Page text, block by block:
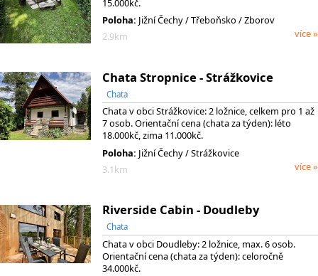
Poloha: Jižní Čechy/ Třeboňsko / Zborov
2.9km
více »
Chata Stropnice - Strážkovice
Chata
Chata v obci Strážkovice: 2 ložnice, celkem pro 1 až
7 osob. Orientační cena (chata za týden): léto
18.000kč, zima 11.000kč.
Poloha: Jižní Čechy / Strážkovice
3.1km
více »
Riverside Cabin - Doudleby
Chata
Chata v obci Doudleby: 2 ložnice, max. 6 osob.
Orientační cena (chata za týden): celoročně
34.000kč.